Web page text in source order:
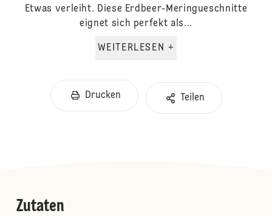
Etwas verleiht. Diese Erdbeer-Meringueschnitte
eignet sich perfekt als...
WEITERLESEN +
Drucken Teilen
Zutaten